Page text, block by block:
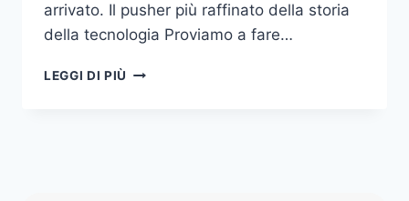
arrivato. Il pusher più raffinato della storia
della tecnologia Proviamo a fare…
LEGGI DI PIÙ L’IA